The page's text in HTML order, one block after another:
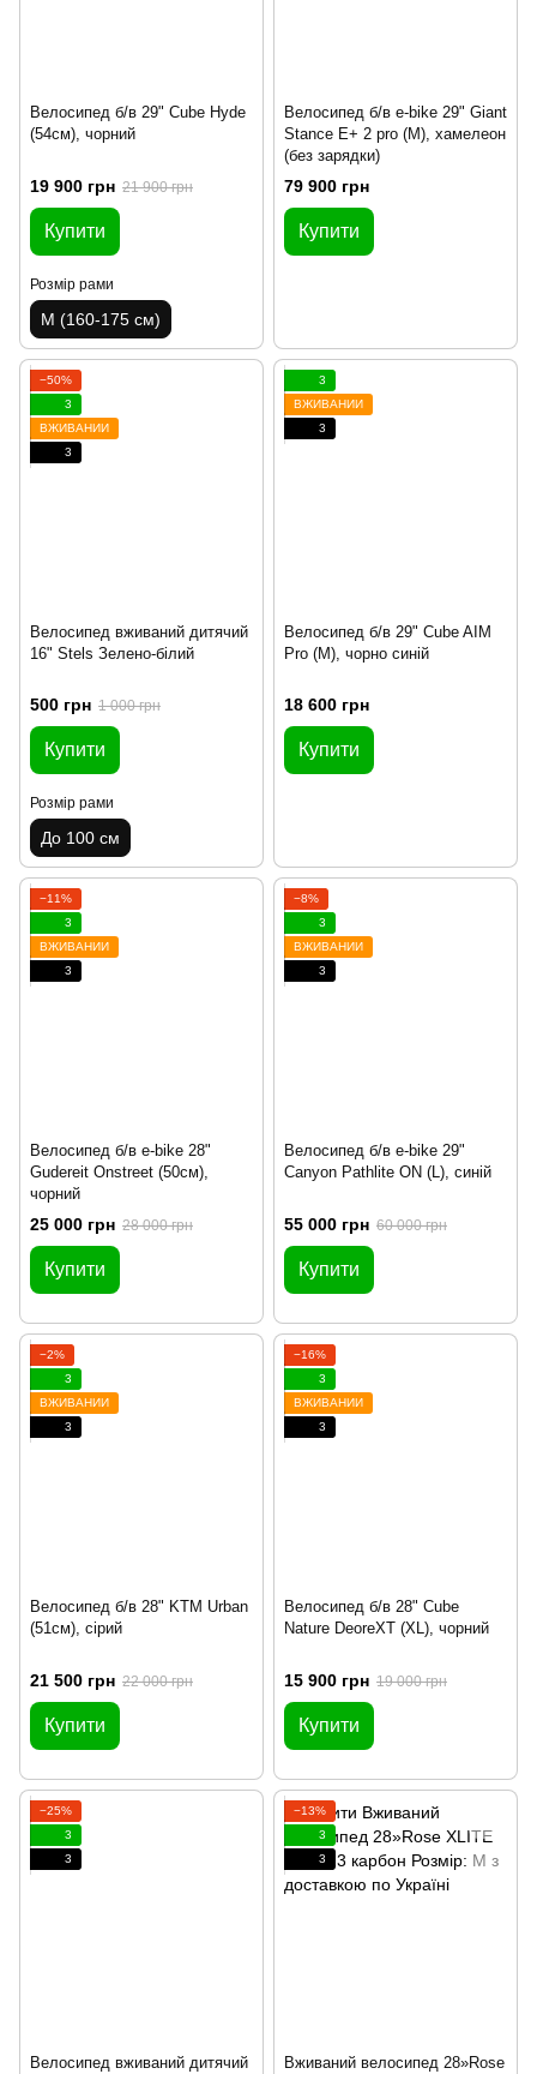
Велосипед б/в 29" Cube Hyde
(54см), чорний
19 900 грн 21 900 грн
Купити
Розмір рами
M (160-175 см)
Велосипед б/в e-bike 29" Giant
Stance E+ 2 pro (M), хамелеон
(без зарядки)
79 900 грн
Купити
−50%
3
ВЖИВАНИЙ
3
Велосипед вживаний дитячий
16" Stels Зелено-білий
500 грн 1 000 грн
Купити
Розмір рами
До 100 см
3
ВЖИВАНИЙ
3
Велосипед б/в 29" Cube AIM
Pro (M), чорно синій
18 600 грн
Купити
−11%
3
ВЖИВАНИЙ
3
Велосипед б/в e-bike 28"
Gudereit Onstreet (50см),
чорний
25 000 грн 28 000 грн
Купити
−8%
3
ВЖИВАНИЙ
3
Велосипед б/в e-bike 29"
Canyon Pathlite ON (L), синій
55 000 грн 60 000 грн
Купити
−2%
3
ВЖИВАНИЙ
3
Велосипед б/в 28" KTM Urban
(51см), сірий
21 500 грн 22 000 грн
Купити
−16%
3
ВЖИВАНИЙ
3
Велосипед б/в 28" Cube
Nature DeoreXT (XL), чорний
15 900 грн 19 000 грн
Купити
−25%
3
3
Велосипед вживаний дитячий
−13%
3
3
Вживаний велосипед 28»Rose